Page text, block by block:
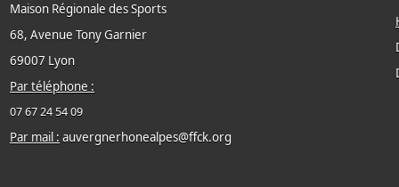
Maison Régionale des Sports
68, Avenue Tony Garnier
69007 Lyon
Par téléphone :
07 67 24 54 09
Par mail : auvergnerhonealpes@ffck.org